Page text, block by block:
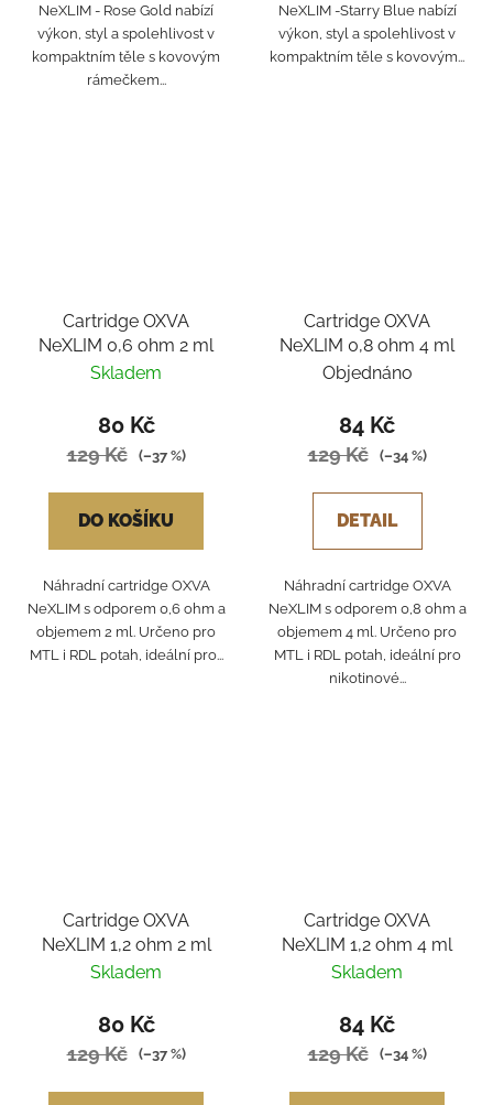
NeXLIM - Rose Gold nabízí
výkon, styl a spolehlivost v
kompaktním těle s kovovým
rámečkem...
NeXLIM -Starry Blue nabízí
výkon, styl a spolehlivost v
kompaktním těle s kovovým...
Cartridge OXVA
NeXLIM 0,6 ohm 2 ml
Skladem
80 Kč
129 Kč (–37 %)
DO KOŠÍKU
Náhradní cartridge OXVA
NeXLIM s odporem 0,6 ohm a
objemem 2 ml. Určeno pro
MTL i RDL potah, ideální pro...
Cartridge OXVA
NeXLIM 0,8 ohm 4 ml
Objednáno
84 Kč
129 Kč (–34 %)
DETAIL
Náhradní cartridge OXVA
NeXLIM s odporem 0,8 ohm a
objemem 4 ml. Určeno pro
MTL i RDL potah, ideální pro
nikotinové...
Cartridge OXVA
NeXLIM 1,2 ohm 2 ml
Skladem
80 Kč
129 Kč (–37 %)
Cartridge OXVA
NeXLIM 1,2 ohm 4 ml
Skladem
84 Kč
129 Kč (–34 %)